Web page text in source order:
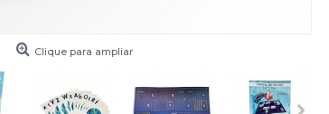
Clique para ampliar